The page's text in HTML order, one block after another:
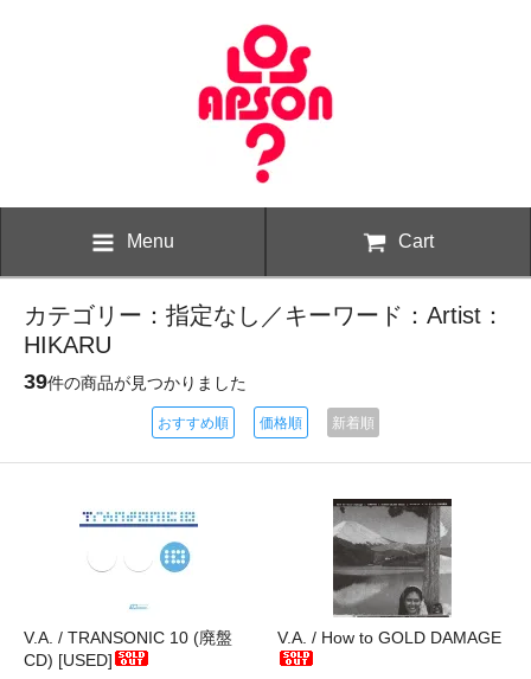
Menu Cart
カテゴリー：指定なし／キーワード：Artist：
HIKARU
39件の商品が見つかりました
おすすめ順 価格順 新着順
V.A. / TRANSONIC 10 (廃盤
CD) [USED]
V.A. / How to GOLD DAMAGE